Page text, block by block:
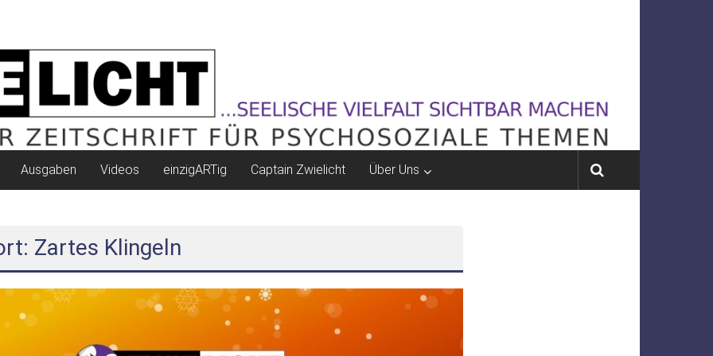
Ausgaben Videos einzigARTig Captain Zwielicht Über Uns
Zartes Klingeln